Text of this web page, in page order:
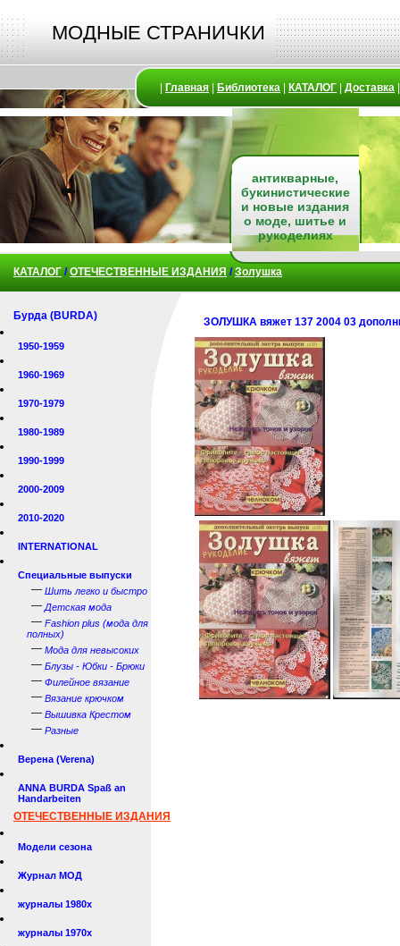
МОДНЫЕ СТРАНИЧКИ
Главная Библиотека КАТАЛОГ Доставка
антикварные,
букинистические
и новые издания
о моде, шитье и
рукоделиях
КАТАЛОГ /ОТЕЧЕСТВЕННЫЕ ИЗДАНИЯ /Золушка
Бурда (BURDA)
1950-1959
1960-1969
1970-1979
1980-1989
1990-1999
2000-2009
2010-2020
INTERNATIONAL
Специальные выпуски
— Шить легко и быстро
— Детская мода
— Fashion plus (мода для
полных)
— Мода для невысоких
— Блузы - Юбки - Брюки
— Филейное вязание
— Вязание крючком
— Вышивка Крестом
— Разные
Верена (Verena)
ANNA BURDA Spaß an
Handarbeiten
ОТЕЧЕСТВЕННЫЕ ИЗДАНИЯ
Модели сезона
Журнал МОД
журналы 1980х
журналы 1970х
ЗОЛУШКА вяжет 137 2004 03